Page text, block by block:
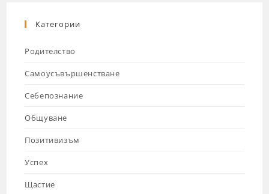
Категории
Родителство
Самоусъвършенстване
Себепознание
Общуване
Позитивизъм
Успех
Щастие